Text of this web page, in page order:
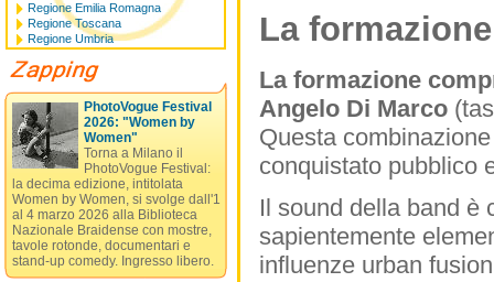
La
La formazione
Angelo Di Marco
Questa
conquistato pubblico
Il sound della band è
sapientemente
influenze urban
Regione Emilia Romagna
Regione Toscana
Regione Umbria
PhotoVogue Festival
2026: "Women by
Women"
Torna a Milano il
PhotoVogue Festival:
la decima edizione, intitolata
Women by Women, si svolge dall'1
al 4 marzo 2026 alla Biblioteca
Nazionale Braidense con mostre,
tavole rotonde, documentari e
stand-up comedy. Ingresso libero.